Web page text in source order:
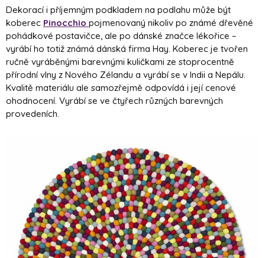
Dekorací i příjemným podkladem na podlahu může být
koberec Pinocchio pojmenovaný nikoliv po známé dřevěné
pohádkové postavičce, ale po dánské značce lékořice –
vyrábí ho totiž známá dánská firma Hay. Koberec je tvořen
ručně vyráběnými barevnými kuličkami ze stoprocentně
přírodní vlny z Nového Zélandu a vyrábí se v Indii a Nepálu.
Kvalitě materiálu ale samozřejmě odpovídá i její cenové
ohodnocení. Vyrábí se ve čtyřech různých barevných
provedeních.